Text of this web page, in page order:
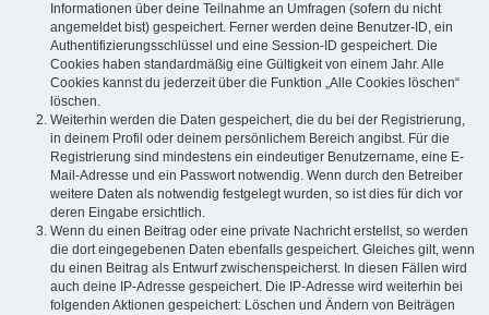
Informationen über deine Teilnahme an Umfragen (sofern du nicht
angemeldet bist) gespeichert. Ferner werden deine Benutzer-ID, ein
Authentifizierungsschlüssel und eine Session-ID gespeichert. Die
Cookies haben standardmäßig eine Gültigkeit von einem Jahr. Alle
Cookies kannst du jederzeit über die Funktion „Alle Cookies löschen“
löschen.
Weiterhin werden die Daten gespeichert, die du bei der Registrierung,
in deinem Profil oder deinem persönlichem Bereich angibst. Für die
Registrierung sind mindestens ein eindeutiger Benutzername, eine E-
Mail-Adresse und ein Passwort notwendig. Wenn durch den Betreiber
weitere Daten als notwendig festgelegt wurden, so ist dies für dich vor
deren Eingabe ersichtlich.
Wenn du einen Beitrag oder eine private Nachricht erstellst, so werden
die dort eingegebenen Daten ebenfalls gespeichert. Gleiches gilt, wenn
du einen Beitrag als Entwurf zwischenspeicherst. In diesen Fällen wird
auch deine IP-Adresse gespeichert. Die IP-Adresse wird weiterhin bei
folgenden Aktionen gespeichert: Löschen und Ändern von Beiträgen